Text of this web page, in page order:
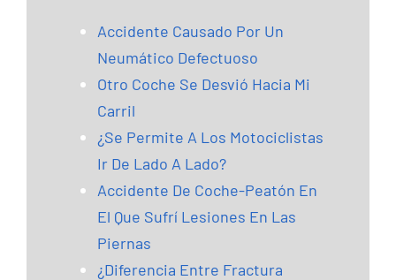
Accidente Causado Por Un
Neumático Defectuoso
Otro Coche Se Desvió Hacia Mi
Carril
¿Se Permite A Los Motociclistas
Ir De Lado A Lado?
Accidente De Coche-Peatón En
El Que Sufrí Lesiones En Las
Piernas
¿Diferencia Entre Fractura